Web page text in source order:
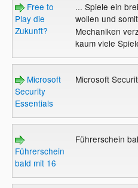
Free to
Play die
Zukunft?
... Spiele ein
wollen und
Mechaniken
kaum viele
Microsoft
Security
Essentials
Microsoft
Führerschein
bald mit 16
Führerschein